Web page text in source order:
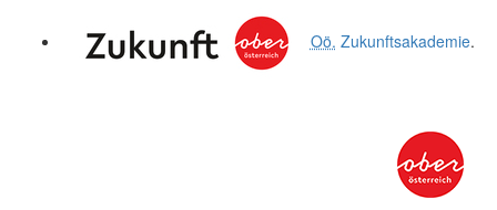
Oö. Zukunftsakademie.